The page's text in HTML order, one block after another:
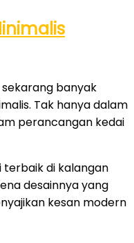
banyak
Tak hanya dalam
perancangan kedai
terbaik di kalangan
desainnya yang
kesan modern